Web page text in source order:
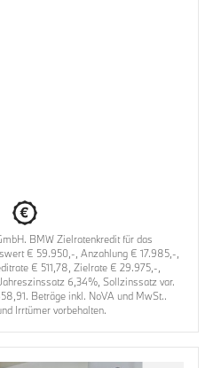
BMW Zielratenkredit für das
€ 59.950,-, Anzahlung € 17.985,-,
€ 511,78, Zielrate € 29.975,-,
6,34%, Sollzinssatz var.
Beträge inkl. NoVA und MwSt..
Irrtümer vorbehalten.